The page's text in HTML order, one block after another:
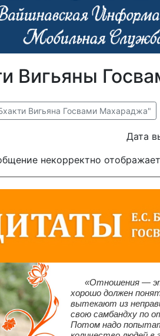
Вигьяны
Вигьяна Госвами Махараджа"
Дата
некорректно